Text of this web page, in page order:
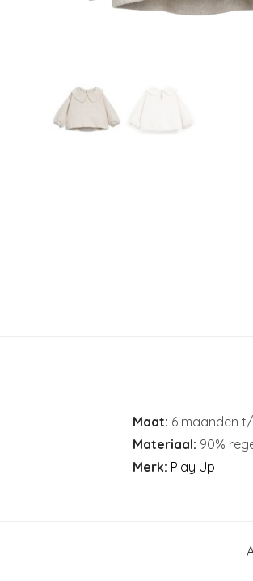
Maat: 6 maanden
Materiaal: 90%
Merk: Play Up